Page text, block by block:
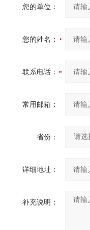
您的单位：
您的姓名：
联系电话：
常用邮箱：
省份：
详细地址：
补充说明：